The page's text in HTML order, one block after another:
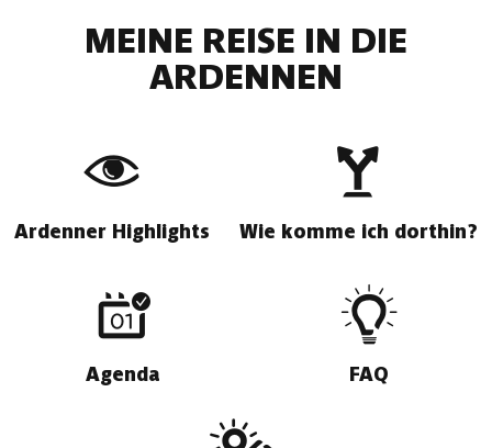
MEINE REISE IN DIE
ARDENNEN
Ardenner Highlights Wie komme ich dorthin?
Agenda FAQ